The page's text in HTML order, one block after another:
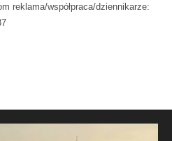
reklama/współpraca/dziennikarze: